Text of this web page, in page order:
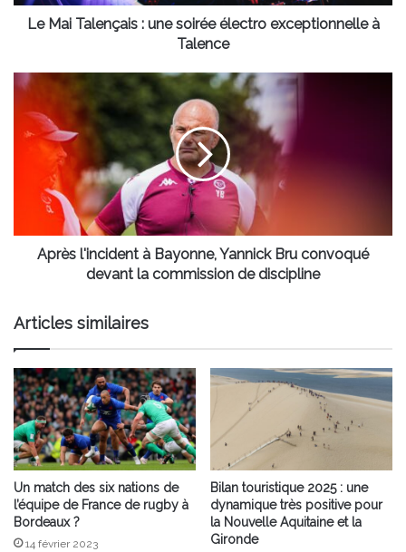
à
Talence
Le Mai Talençais : une soirée électro exceptionnelle à
Talence
Après
Bayonne,
convoqué
devant
la
commission
Après l'incident à Bayonne, Yannick Bru convoqué
devant la commission de discipline
Articles similaires
Un match des six nations de
l’équipe de France de rugby à
Bordeaux ?
14 février 2023
Bilan touristique 2025 : une
dynamique très positive pour
la Nouvelle Aquitaine et la
Gironde